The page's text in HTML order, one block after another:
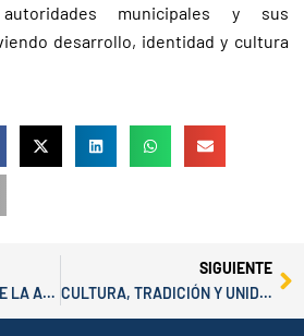
municipales y sus
desarrollo, identidad y cultura
COMITÉ REGIONAL 2 DE LA AME FORTALECE EL MUNICIPALISMO
SIGUIENTE
CULTURA, TRADICIÓN Y UNIDAD POR 91 AÑOS DE ESPEJO